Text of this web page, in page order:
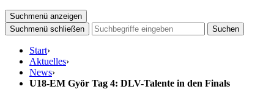
Suchmenü anzeigen
Suchmenü schließen
Suchen
Start›
Aktuelles›
News›
U18-EM Györ Tag 4: DLV-Talente in den Finals